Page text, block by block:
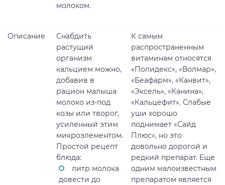
молоком.
Описание
Снабдить
растущий
организм
кальцием можно,
добавив в
рацион малыша
молоко из-под
козы или творог,
усиленный этим
микроэлементом.
Простой рецепт
блюда:
литр молока
довести до
К самым
распространенным
витаминам относятся
«Полидекс», «Волмар»,
«Беафарм», «Канвит»,
«Эксель», «Канина»,
«Кальцефит». Слабые
уши хорошо
поднимает «Сайд
Плюс», но это
довольно дорогой и
редкий препарат. Еще
одним малоизвестным
препаратом является